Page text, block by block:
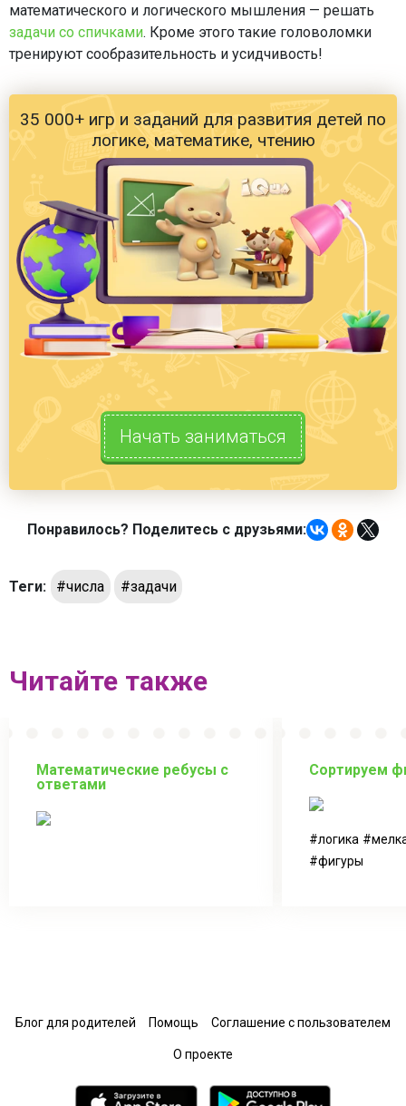
математического и логического мышления — решать
задачи со спичками. Кроме этого такие головоломки
тренируют сообразительность и усидчивость!
35 000+ игр и заданий для развития детей по
логике, математике, чтению
Начать заниматься
Понравилось? Поделитесь с друзьями:
Теги: #числа #задачи
Читайте также
Математические ребусы с
ответами
Сортируем
логика
фигуры
Блог для родителей Помощь Соглашение с пользователем
О проекте